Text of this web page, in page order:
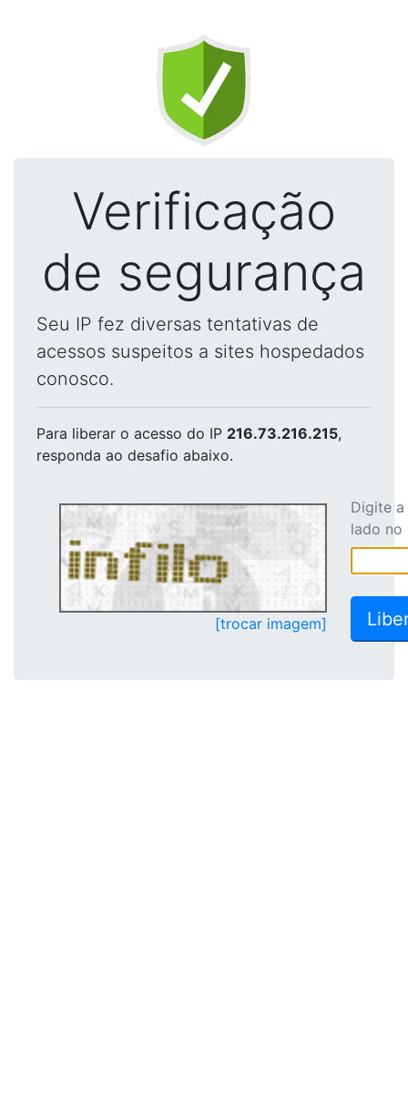
Verificação
de segurança
Seu IP fez diversas tentativas de
acessos suspeitos a sites hospedados
conosco.
Para liberar o acesso do IP 216.73.216.215,
responda ao desafio abaixo.
[trocar imagem]
Digite
lado no